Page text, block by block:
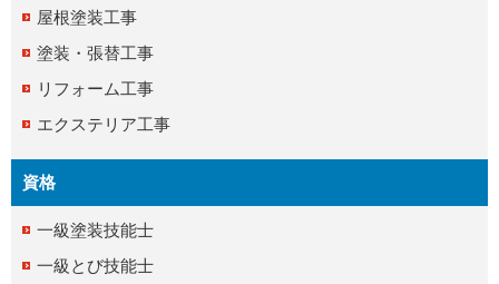
屋根塗装工事
塗装・張替工事
リフォーム工事
エクステリア工事
資格
一級塗装技能士
一級とび技能士